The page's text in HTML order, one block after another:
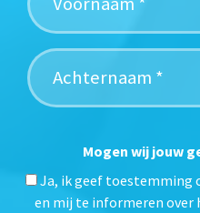
Mogen wij jouw
Ja, ik geef toestemming
en mij te informeren over